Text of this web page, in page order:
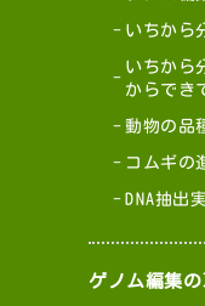
いちから
いちから
からでき
動物の品
コムギの
DNA抽出
ゲノム編集